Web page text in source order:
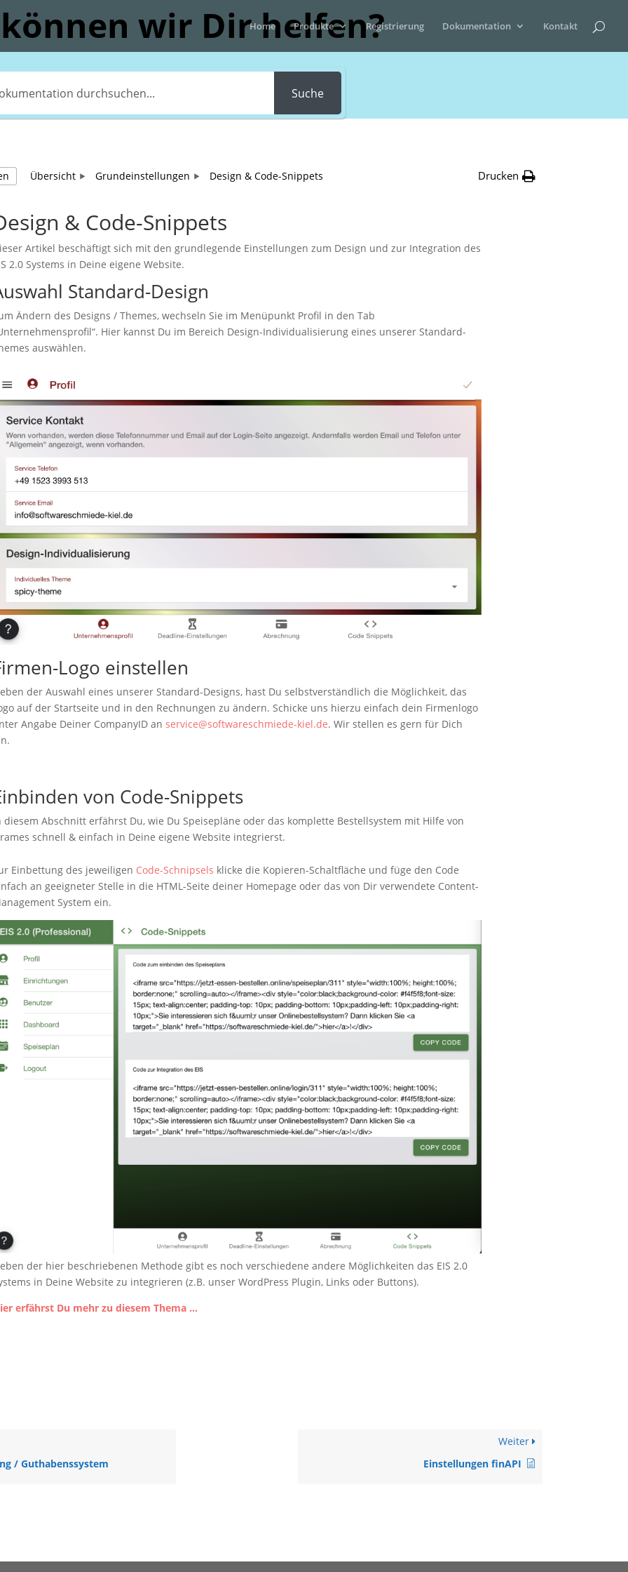
Home Produkte Registrierung Dokumentation Kontakt
wir Dir helfen?
Suche
Übersicht Grundeinstellungen Design & Code-Snippets Drucken
& Code-Snippets
Artikel beschäftigt sich mit den grundlegende Einstellungen zum Design und zur Integration des
2.0 Systems in Deine eigene Website.
Standard-Design
Ändern des Designs / Themes, wechseln Sie im Menüpunkt Profil in den Tab
Hier kannst Du im Bereich Design-Individualisierung eines unserer Standard-
auswählen.
Logo einstellen
der Auswahl eines unserer Standard-Designs, hast Du selbstverständlich die Möglichkeit, das
auf der Startseite und in den Rechnungen zu ändern. Schicke uns hierzu einfach dein Firmenlogo
Angabe Deiner CompanyID anservice@softwareschmiede-kiel.de. Wir stellen es gern für Dich
von Code-Snippets
diesem Abschnitt erfährst Du, wie Du Speisepläne oder das komplette Bestellsystem mit Hilfe von
schnell & einfach in Deine eigene Website integrierst.
Einbettung des jeweiligen Code-Schnipsels klicke die Kopieren-Schaltfläche und füge den Code
an geeigneter Stelle in die HTML-Seite deiner Homepage oder das von Dir verwendete Content-
System ein.
der hier beschriebenen Methode gibt es noch verschiedene andere Möglichkeiten das EIS 2.0
in Deine Website zu integrieren (z.B. unser WordPress Plugin, Links oder Buttons).
erfährst Du mehr zu diesem Thema …
/ Guthabenssystem
Weiter
Einstellungen finAPI